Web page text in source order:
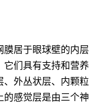
居于眼球壁的内
们具有支持和营
外丛状层、内颗
感觉层是由三个